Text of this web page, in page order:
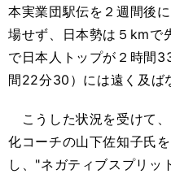
本実業団駅伝を２週間後
場せず、日本勢は５kmで
で日本人トップが２時間
間22分30）には遠く及ば
こうした状況を受けて
化コーチの山下佐知子氏
し、"ネガティブスプリッ